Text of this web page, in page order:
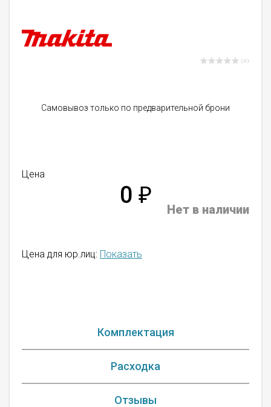
( 0 )
Самовывоз только по предварительной брони
Цена
0 ₽
Нет в наличии
Цена для юр.лиц: Показать
Комплектация
Расходка
Отзывы